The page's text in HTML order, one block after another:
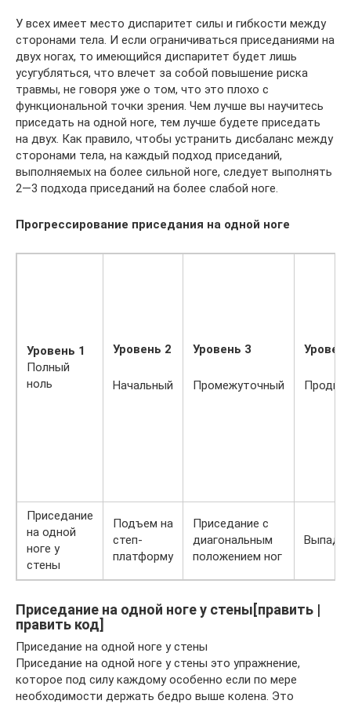
У всех имеет место диспаритет силы и гибкости между
сторонами тела. И если ограничиваться приседаниями на
двух ногах, то имеющийся диспаритет будет лишь
усугубляться, что влечет за собой повышение риска
травмы, не говоря уже о том, что это плохо с
функциональной точки зрения. Чем лучше вы научитесь
приседать на одной ноге, тем лучше будете приседать
на двух. Как правило, чтобы устранить дисбаланс между
сторонами тела, на каждый подход приседаний,
выполняемых на более сильной ноге, следует выполнять
2—3 подхода приседаний на более слабой ноге.
Прогрессирование приседания на одной ноге
Уровень 1
Полный
ноль
Уровень 2
Начальный
Уровень 3
Промежуточный
Приседание
на одной
ноге у
стены
Подъем на
степ-
платформу
Приседание с
диагональным
положением ног
Выпад
Приседание на одной ноге у стены[править |
править код]
Приседание на одной ноге у стены
Приседание на одной ноге у стены это упражнение,
которое под силу каждому особенно если по мере
необходимости держать бедро выше колена. Это